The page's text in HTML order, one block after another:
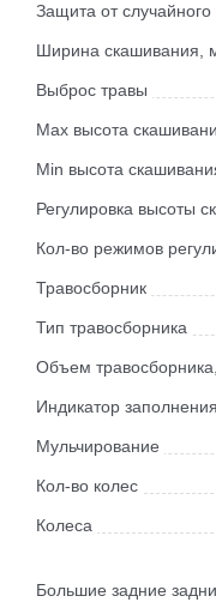
Защита от случайного
Ширина скашивания,
Выброс травы
Мах высота
Min высота
Регулировка высоты
Кол-во режимов
Травосборник
Тип травосборника
Объем
Индикатор заполнения
Мульчирование
Кол-во колес
Колеса
Большие задние